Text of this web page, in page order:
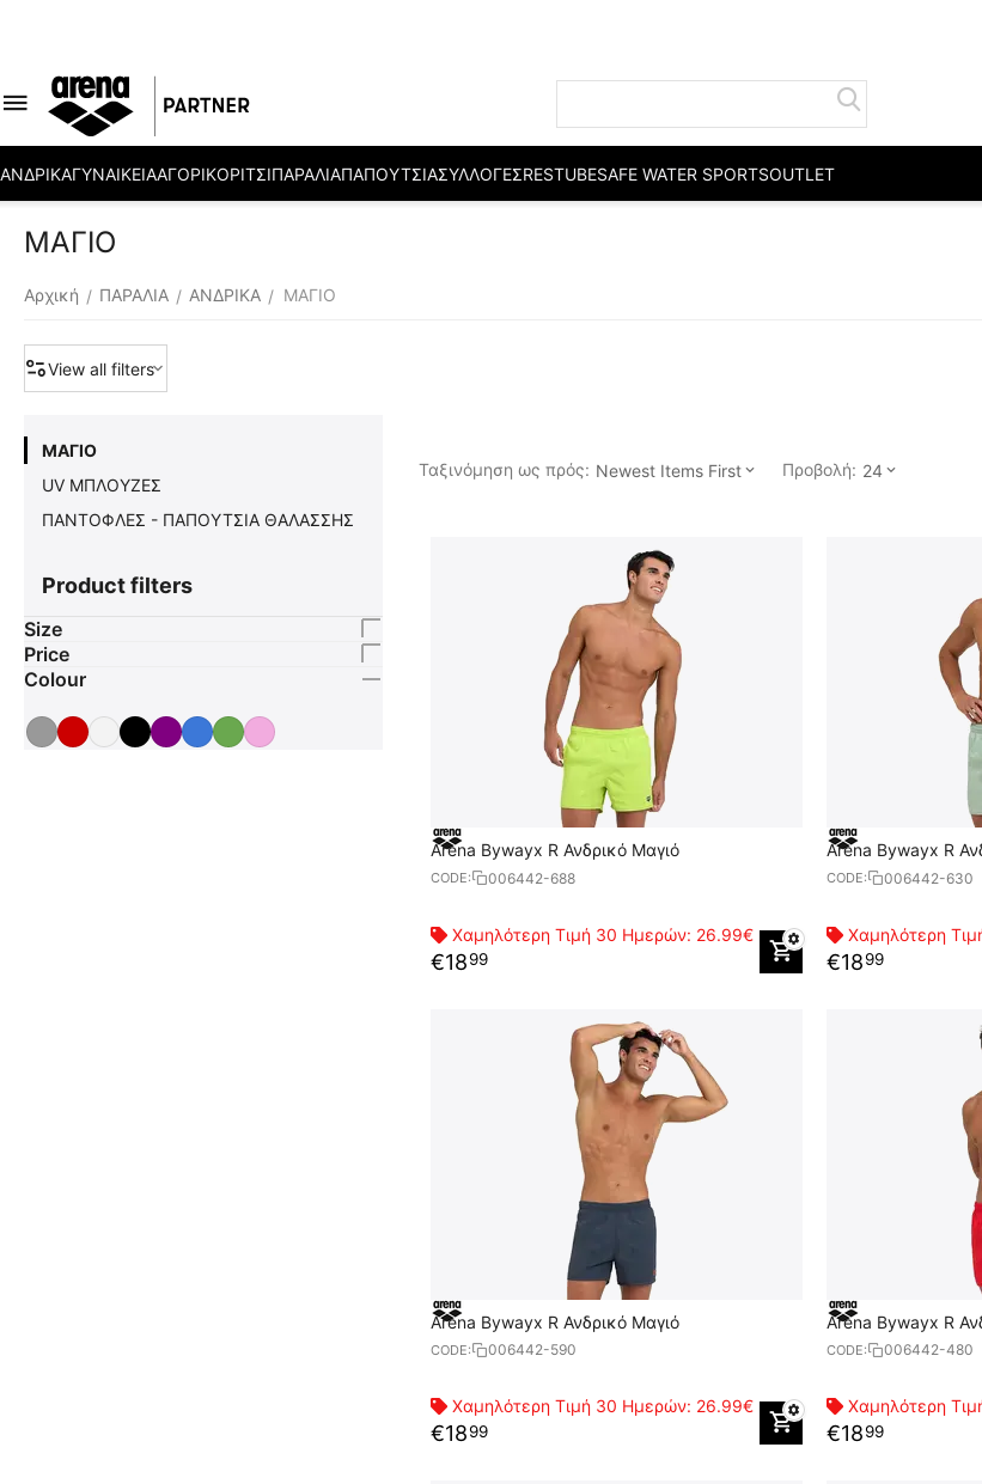
ΑΝΔΡΙΚΑΓΥΝΑΙΚΕΙΑΑΓΟΡΙΚΟΡΙΤΣΙΠΑΡΑΛΙΑΠΑΠΟΥΤΣΙΑΣΥΛΛΟΓΕΣRESTUBESAFE WATER SPORTSOUTLET
ΜΑΓΙΟ
Αρχική / ΠΑΡΑΛΙΑ / ΑΝΔΡΙΚΑ / ΜΑΓΙΟ
View all filters
Ταξινόμηση ως πρός: Newest Items First Προβολή: 24
Arena Bywayx R Ανδρικό Μαγιό
CODE: 006442-688
Χαμηλότερη Τιμή 30 Ημερών: 26.99€
€1899
Arena Bywayx R
CODE: 006442-630
Χαμηλότερη
€1899
Arena Bywayx R Ανδρικό Μαγιό
CODE: 006442-590
Χαμηλότερη Τιμή 30 Ημερών: 26.99€
€1899
Arena Bywayx R
CODE: 006442-480
Χαμηλότερη
€1899
ΜΑΓΙΟ
UV MΠΛΟΥΖΕΣ
ΠΑΝΤΟΦΛΕΣ - ΠΑΠΟΥΤΣΙΑ ΘΑΛΑΣΣΗΣ
Product filters
Size
Price
Colour